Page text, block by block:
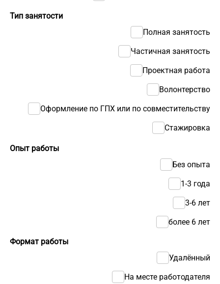
Тип занятости
Полная занятость
Частичная занятость
Проектная работа
Волонтерство
Оформление по ГПХ или по совместительству
Стажировка
Опыт работы
Без опыта
1-3 года
3-6 лет
более 6 лет
Формат работы
Удалённый
На месте работодателя